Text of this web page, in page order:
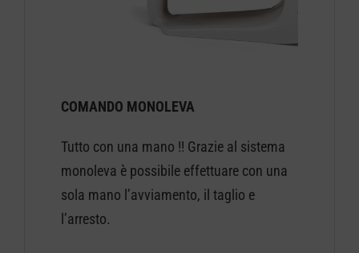
COMANDO MONOLEVA
Tutto con una mano !! Grazie al sistema
monoleva è possibile effettuare con una
sola mano l’avviamento, il taglio e
l’arresto.